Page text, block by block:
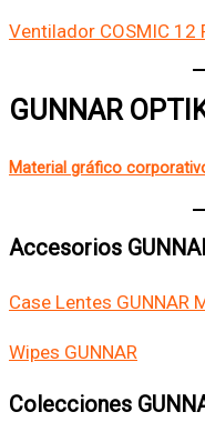
Ventilador COSMIC 12
GUNNAR
Material gráfico
Accesorios
Case Lentes GUNNAR
Wipes GUNNAR
Colecciones